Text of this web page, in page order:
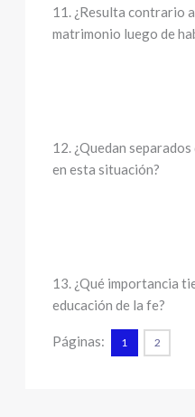
11. ¿Resulta contrario
matrimonio luego de
12. ¿Quedan
en esta situación?
13. ¿Qué importancia
educación de la fe?
Páginas: 1 2